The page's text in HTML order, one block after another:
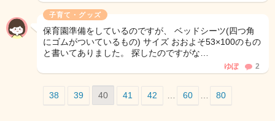
子育て・グッズ
保育園準備をしているのですが、 ベッドシーツ(四つ角
にゴムがついているもの) サイズ おおよそ53×100のもの
と書いてありました。 探したのですがな…
ゆぽ 2
38 39 40 41 42 60 80